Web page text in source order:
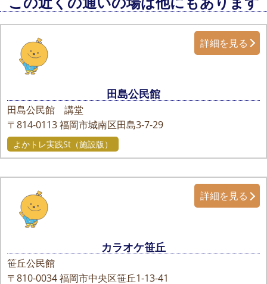
田島公民館
田島公民館 講堂
〒814-0113福岡市城南区田島3-7-29
詳細を見る
よかトレ実践St（施設版）
カラオケ笹丘
笹丘公民館
〒810-0034福岡市中央区笹丘1-13-41
詳細を見る